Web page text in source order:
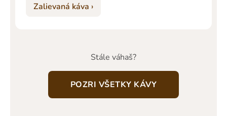
Zalievaná káva ›
Stále váhaš?
POZRI VŠETKY KÁVY